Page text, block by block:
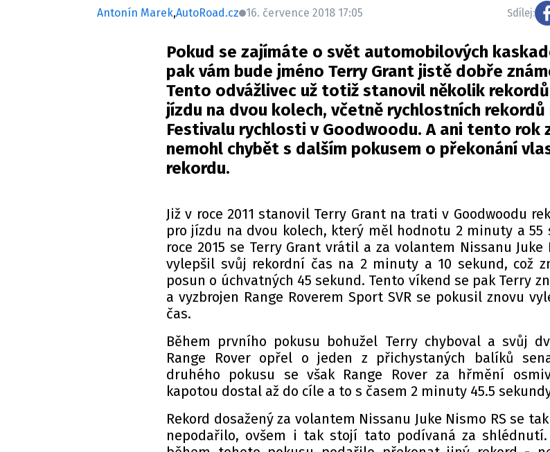
Antonín Marek,AutoRoad.cz 16. července 2018 17:05 Sdílej:
Pokud se zajímáte o svět automobilových
pak vám bude jméno Terry Grant jistě dobře
Tento odvážlivec už totiž stanovil několik
jízdu na dvou kolech, včetně rychlostních
Festivalu rychlosti v Goodwoodu. A ani tento rok
nemohl chybět s dalším pokusem o překonání
rekordu.
Již v roce 2011 stanovil Terry Grant na trati v Goodwoodu
pro jízdu na dvou kolech, který měl hodnotu 2 minuty a 55
roce 2015 se Terry Grant vrátil a za volantem Nissanu Juke
vylepšil svůj rekordní čas na 2 minuty a 10 sekund, což
posun o úchvatných 45 sekund. Tento víkend se pak Terry
a vyzbrojen Range Roverem Sport SVR se pokusil znovu
čas.
Během prvního pokusu bohužel Terry chyboval a svůj
Range Rover opřel o jeden z přichystaných balíků
druhého pokusu se však Range Rover za hřmění
kapotou dostal až do cíle a to s časem 2 minuty 45.5
Rekord dosažený za volantem Nissanu Juke Nismo RS se
nepodařilo, ovšem i tak stojí tato podívaná za shlédnutí.